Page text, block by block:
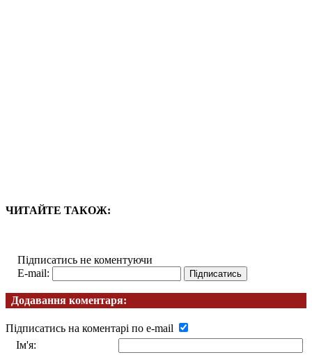
ЧИТАЙТЕ ТАКОЖ:
Підписатись не коментуючи
E-mail:
Додавання коментаря:
Підписатись на коментарі по e-mail
Ім'я: